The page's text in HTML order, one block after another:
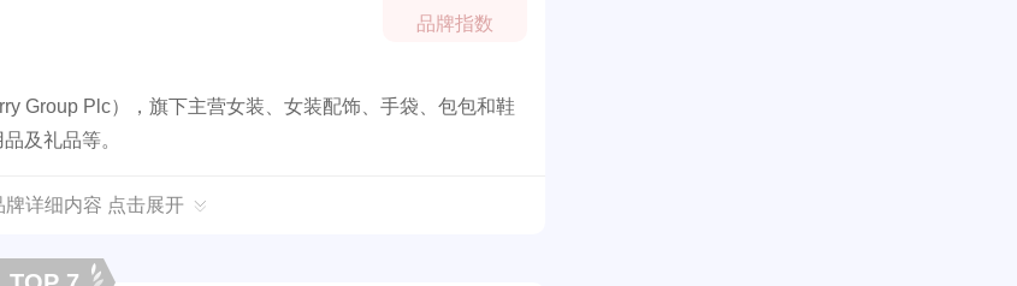
品牌指数
Group Plc），旗下主营女装、女装配饰、手袋、包包和鞋
及礼品等。
详细内容 点击展开